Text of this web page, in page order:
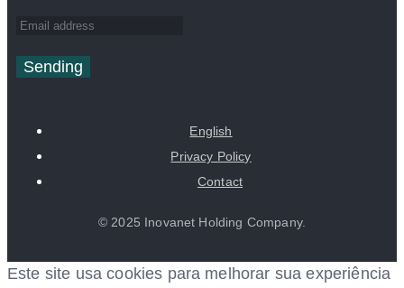
Sending
English
Privacy Policy
Contact
© 2025 Inovanet Holding Company.
Este site usa cookies para melhorar sua experiência